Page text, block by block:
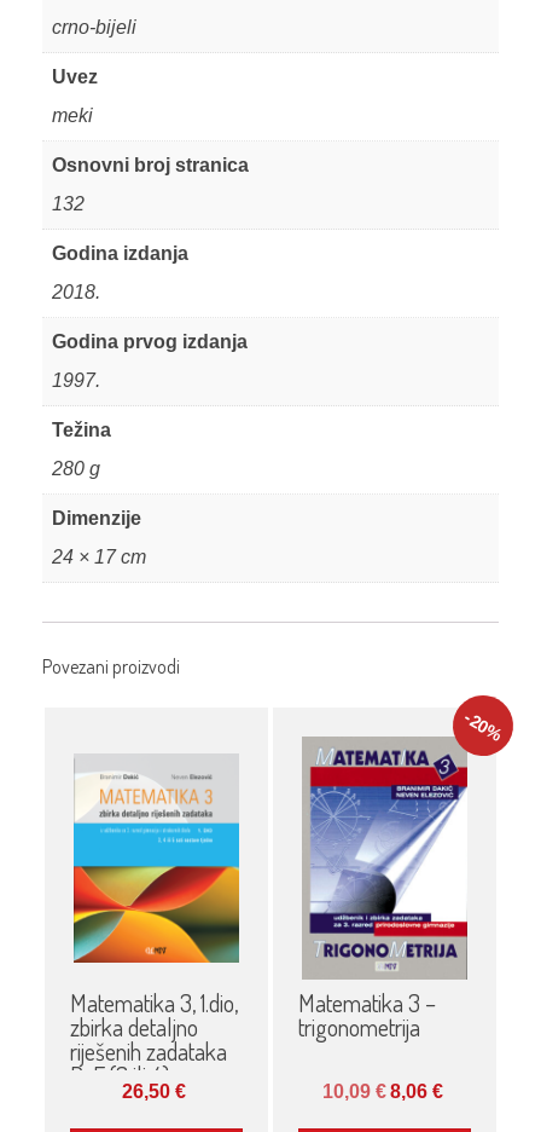
crno-bijeli
Uvez
meki
Osnovni broj stranica
132
Godina izdanja
2018.
Godina prvog izdanja
1997.
Težina
280 g
Dimenzije
24 × 17 cm
Povezani proizvodi
Matematika 3, 1.dio,
zbirka detaljno
riješenih zadataka
D-E (3 ili 4)
26,50€
-20%
Matematika 3 –
trigonometrija
10,09 €8,06 €